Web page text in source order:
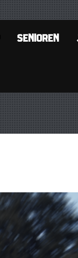
SENIOREN